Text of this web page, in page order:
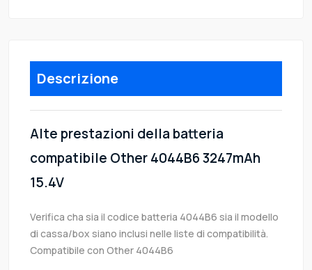
Descrizione
Alte prestazioni della batteria
compatibile Other 4044B6 3247mAh
15.4V
Verifica cha sia il codice batteria 4044B6 sia il modello
di cassa/box siano inclusi nelle liste di compatibilità.
Compatibile con Other 4044B6